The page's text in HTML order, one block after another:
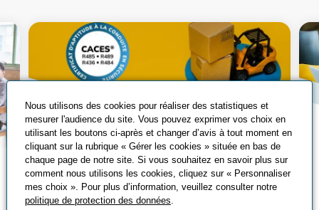
Tout savoir sur le
CACES®
Nous utilisons des cookies pour réaliser des statistiques et
mesurer l'audience du site. Vous pouvez exprimer vos choix en
utilisant les boutons ci-après et changer d’avis à tout moment en
cliquant sur la rubrique « Gérer les cookies » située en bas de
chaque page de notre site. Si vous souhaitez en savoir plus sur
comment nous utilisons les cookies, cliquez sur « Personnaliser
mes choix ». Pour plus d’information, veuillez consulter notre
politique de protection des données.